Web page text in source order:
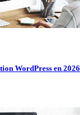
WordPress en 2026